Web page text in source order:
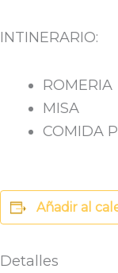
INTINERARIO:
ROMERIA
MISA
COMIDA
Añadir al
Detalles